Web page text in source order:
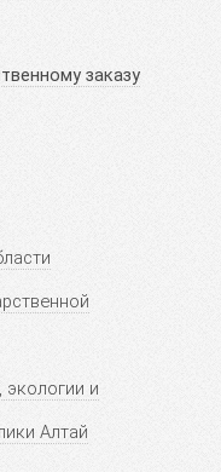
заказу
экологии и
Алтай